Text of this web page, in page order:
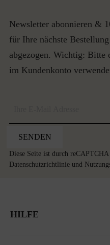
Newsletter abonnieren &
für Ihre nächste
abgezogen. Wichtig: Bitte
im Kundenkonto
SENDEN
Diese Seite ist durch
Datenschutzrichtlinie und
HILFE